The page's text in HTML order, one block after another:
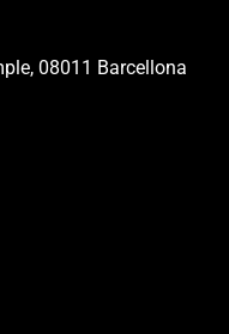
08011 Barcellona